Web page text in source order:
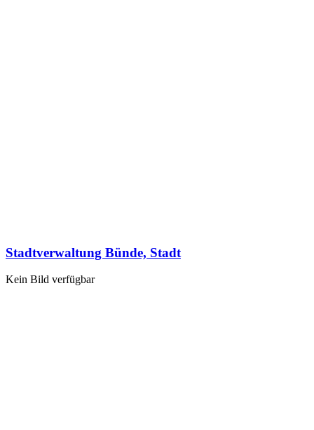
Stadtverwaltung Bünde, Stadt
Kein Bild verfügbar